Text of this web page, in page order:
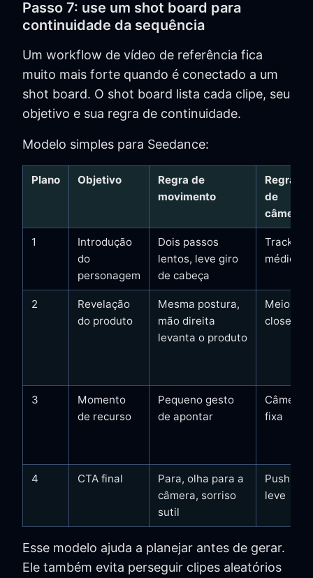
Passo 7: use um shot board para
continuidade da sequência
Um workflow de vídeo de referência fica
muito mais forte quando é conectado a um
shot board. O shot board lista cada clipe, seu
objetivo e sua regra de continuidade.
Modelo simples para Seedance:
Plano Objetivo
Regra de
movimento
Regra
de
câmera
1
Introdução
do
personagem
Dois passos
lentos, leve giro
de cabeça
Tracking
médio
2
Revelação
do produto
Mesma postura,
mão direita
levanta o produto
Meio
close
3
Momento
de recurso
Pequeno gesto
de apontar
Câmera
fixa
4 CTA final
Para, olha para a
câmera, sorriso
sutil
Push-in
leve
Esse modelo ajuda a planejar antes de gerar.
Ele também evita perseguir clipes aleatórios